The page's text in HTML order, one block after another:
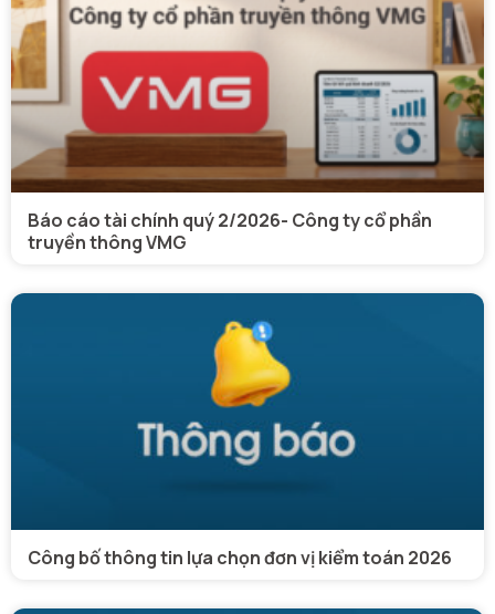
Báo cáo tài chính quý 2/2026- Công ty cổ phần
truyền thông VMG
Công bố thông tin lựa chọn đơn vị kiểm toán 2026